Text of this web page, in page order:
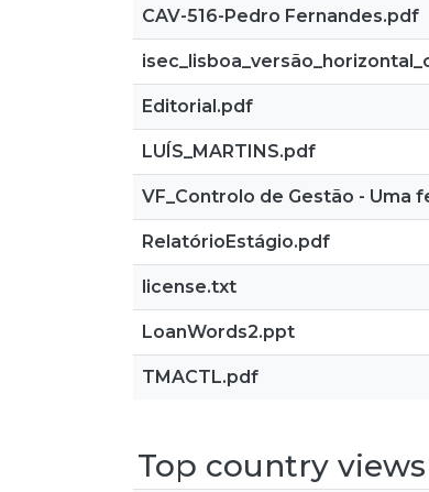
CAV-516-Pedro Fernandes.pdf
Editorial.pdf
LUÍS_MARTINS.pdf
VF_Controlo de Gestão -
RelatórioEstágio.pdf
license.txt
LoanWords2.ppt
TMACTL.pdf
Top country views